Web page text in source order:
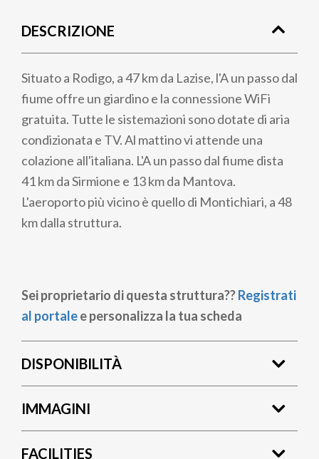
pane
DESCRIZIONE
Situato a Rodigo, a 47 km da Lazise, l'A un passo dal
fiume offre un giardino e la connessione WiFi
gratuita. Tutte le sistemazioni sono dotate di aria
condizionata e TV. Al mattino vi attende una
colazione all'italiana. L'A un passo dal fiume dista
41 km da Sirmione e 13 km da Mantova.
L'aeroporto più vicino è quello di Montichiari, a 48
km dalla struttura.
Sei proprietario di questa struttura??Registrati
al portalee personalizza la tua scheda
DISPONIBILITÀ
IMMAGINI
FACILITIES